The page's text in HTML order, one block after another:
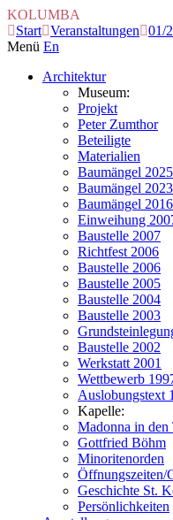
KOLUMBA
Start Veranstaltungen
01/
Menü En
Architektur
Museum:
Projekt
Peter Zumthor
Beteiligte
Materialien
Baumängel 2025
Baumängel 2023
Baumängel 2016
Einweihung
Baustelle 2007
Richtfest 2006
Baustelle 2006
Baustelle 2005
Baustelle 2004
Baustelle 2003
Baustelle 2002
Werkstatt 2001
Wettbewerb
Auslobungstext
Kapelle:
Madonna in den
Gottfried Böhm
Minoritenorden
Öffnungszeiten/
Geschichte St.
Persönlichkeiten